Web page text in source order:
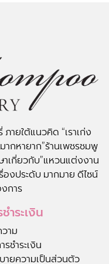
ายใต้แนวคิด “เราเก่ง
กหายาก”ร้านเพชรชมพู
เกี่ยวกับ”แหวนแต่งงาน
องประดับ มากมาย ดีไซน์
การ
ำระเงิน
าม
รชำระเงิน
ายความเป็นส่วนตัว